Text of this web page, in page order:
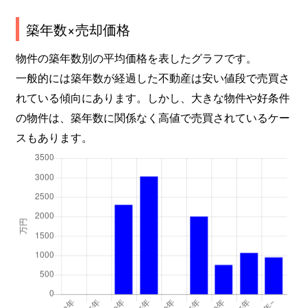
築年数×売却価格
物件の築年数別の平均価格を表したグラフです。
一般的には築年数が経過した不動産は安い値段で売買さ
れている傾向にあります。しかし、大きな物件や好条件
の物件は、築年数に関係なく高値で売買されているケー
スもあります。